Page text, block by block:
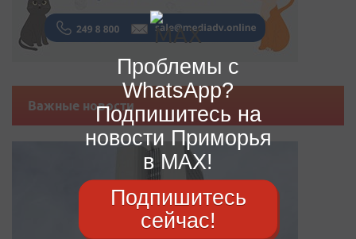
Важные новости
Проблемы с
WhatsApp?
Подпишитесь на
новости Приморья
в MAX!
Подпишитесь
сейчас!